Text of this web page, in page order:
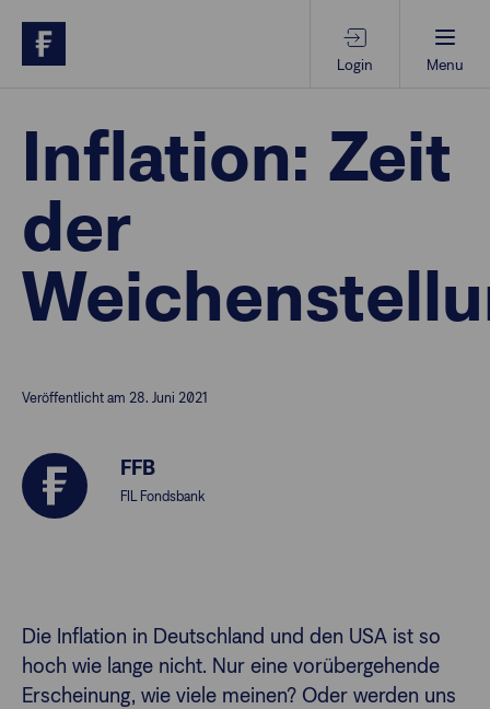
Login Menu
Beratungs-Tools
Anlagethemen
Anlagestrategien
Anlegende
Newsletter
Kontakt
Inflation: Zeit
der
Veröffentlicht am 28. Juni 2021
FFB
FIL Fondsbank
Die Inflation in Deutschland und den USA ist so
hoch wie lange nicht. Nur eine vorübergehende
Erscheinung, wie viele meinen? Oder werden uns